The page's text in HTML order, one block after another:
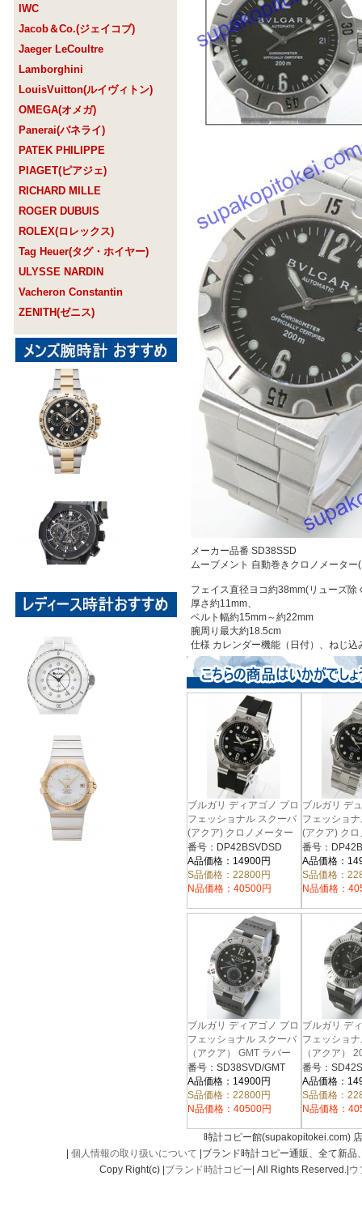
IWC
Jacob＆Co.(ジェイコブ)
Jaeger LeCoultre
Lamborghini
LouisVuitton(ルイヴィトン)
OMEGA(オメガ)
Panerai(パネライ)
PATEK PHILIPPE
PIAGET(ピアジェ)
RICHARD MILLE
ROGER DUBUIS
ROLEX(ロレックス)
Tag Heuer(タグ・ホイヤー)
ULYSSE NARDIN
Vacheron Constantin
ZENITH(ゼニス)
メーカー品番 SD38SSD
ムーブメント 自動巻きクロノメーター
フェイス直径ヨコ約38mm(リューズ除
厚さ約11mm、
ベルト幅約15mm～約22mm
腕周り最大約18.5cm
仕様 カレンダー機能（日付）、ねじ
ブルガリ ディアゴノ プロ
フェッショナル スクーバ
(アクア) クロノメーター
ラバー ブラック メンズ
DP42BSVDSD
番号：DP42BSVDSD
A品価格：14900円
S品価格：22800円
N品価格：40500円
ブルガリ デ
フェッショ
(アクア) ク
ブラック メ
番号：
A品価格：
S品価格：
N品価格：
ブルガリ ディアゴノ プロ
フェッショナル スクーバ
（アクア） GMT ラバー
ブラック メンズ
SD38SVD/GMT
番号：SD38SVD/GMT
A品価格：14900円
S品価格：22800円
N品価格：40500円
ブルガリ デ
フェッショ
（アクア）
バー ブラッ
SD42SVD
番号：
A品価格：
S品価格：
N品価格：
時計コピー館(supakopitokei.com)
個人情報の取り扱いについて |ブランド時計コピー通販、全て新
Copy Right(c) | ブランド時計コピー | All Rights Reserved.| ウ